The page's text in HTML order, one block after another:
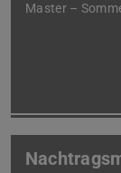
Master –